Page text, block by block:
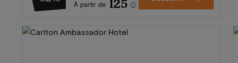
À partir de 125